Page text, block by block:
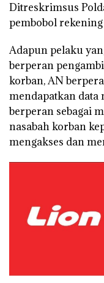
Ditreskrimsus
pembobol
Adapun pelaku
berperan
korban, AN
mendapatkan data
berperan sebagai
nasabah korban
mengakses dan